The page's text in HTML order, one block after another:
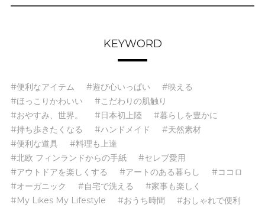
KEYWORD
#便利なアイテム #遊び心いっぱい
#映える
#ほっこりかわいい
#こだわりの肌触り
#おやすみ、世界。
#日本初上陸
#暮らしを豊かに
#持ち歩きたくなる
#ハンドメイド
#天然素材
#便利な道具
#料理も上達
#北欧 フィンランドからの手紙
#セレブ愛用
#アウトドアを楽しくする
#アートのある暮らし
#ココロ
#オーガニック
#自宅で洗える
#家事も楽しく
#My Likes My Lifestyle
#おうち時間
#おしゃれで便利